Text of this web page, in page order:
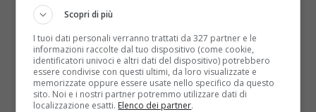
Ogni professione porta con sé della caratteristiche
diverse e un diverso dispendio di energia. Per questo
Read More
Scopri di più
I tuoi dati personali verranno trattati da 327 partner e le
informazioni raccolte dal tuo dispositivo (come cookie,
identificatori univoci e altri dati del dispositivo) potrebbero
essere condivise con questi ultimi, da loro visualizzate e
memorizzate oppure essere usate nello specifico da questo
sito. Noi e i nostri partner potremmo utilizzare dati di
localizzazione esatti. Elenco dei partner.